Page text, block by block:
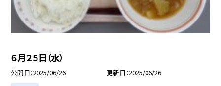
６月２５日（水）
公開日 2025/06/26 更新日 2025/06/26